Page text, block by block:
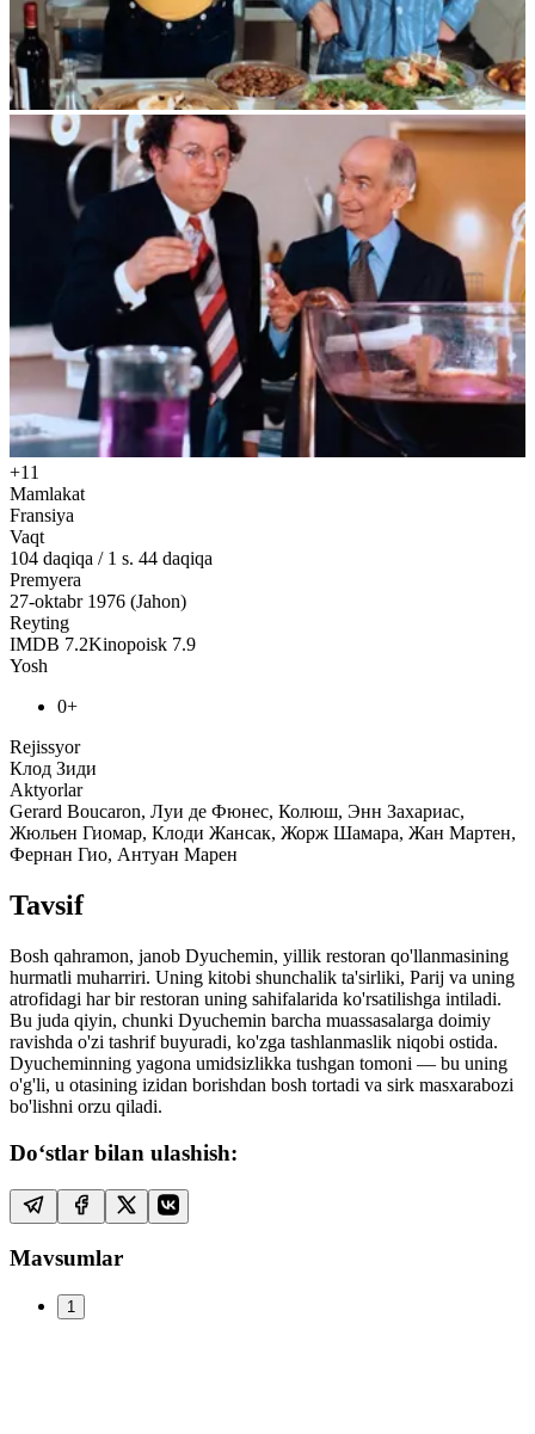
+11
Mamlakat
Fransiya
Vaqt
104 daqiqa / 1 s. 44 daqiqa
Premyera
27-oktabr 1976 (Jahon)
Reyting
IMDB 7.2Kinopoisk 7.9
Yosh
0+
Rejissyor
Клод Зиди
Aktyorlar
Gerard Boucaron, Луи де Фюнес, Колюш, Энн Захариас,
Жюльен Гиомар, Клоди Жансак, Жорж Шамара, Жан Мартен,
Фернан Гио, Антуан Марен
Tavsif
Bosh qahramon, janob Dyuchemin, yillik restoran qo'llanmasining
hurmatli muharriri. Uning kitobi shunchalik ta'sirliki, Parij va uning
atrofidagi har bir restoran uning sahifalarida ko'rsatilishga intiladi.
Bu juda qiyin, chunki Dyuchemin barcha muassasalarga doimiy
ravishda o'zi tashrif buyuradi, ko'zga tashlanmaslik niqobi ostida.
Dyucheminning yagona umidsizlikka tushgan tomoni — bu uning
o'g'li, u otasining izidan borishdan bosh tortadi va sirk masxarabozi
bo'lishni orzu qiladi.
Do‘stlar bilan ulashish:
Mavsumlar
1